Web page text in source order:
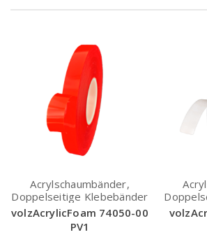
Acrylschaumbänder,
Doppelseitige Klebebänder
volzAcrylicFoam 74050-00
PV1